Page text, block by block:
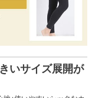
いサイズ展開が